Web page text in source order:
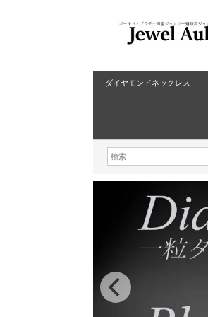
ダイヤモンドネックレス